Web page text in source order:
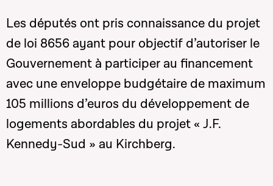
Les députés ont pris connaissance du projet
de loi 8656 ayant pour objectif d’autoriser le
Gouvernement à participer au financement
avec une enveloppe budgétaire de maximum
105 millions d’euros du développement de
logements abordables du projet « J.F.
Kennedy-Sud » au Kirchberg.